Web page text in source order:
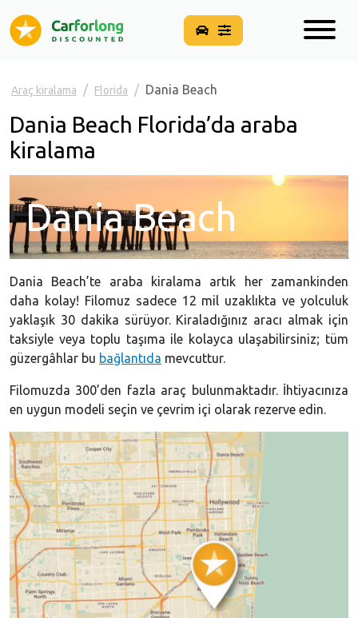
Araç kiralama Florida Dania Beach
Dania Beach Florida’da araba
kiralama
Dania Beach
Dania Beach’te araba kiralama artık her zamankinden
daha kolay! Filomuz sadece 12 mil uzaklıkta ve yolculuk
yaklaşık 30 dakika sürüyor. Kiraladığınız aracı almak için
taksiyle veya toplu taşıma ile kolayca ulaşabilirsiniz; tüm
güzergâhlar bu bağlantıda mevcuttur.
Filo­muzda 300’den fazla araç bulunmaktadır. İhtiyacınıza
en uygun modeli seçin ve çevrim içi olarak rezerve edin.